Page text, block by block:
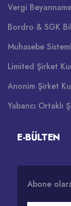
Vergi
Bordro & SGK
Muhasebe
Limited Şirket
Anonim Şirket
Yabancı Ortaklı
E-BÜLTEN
Abone